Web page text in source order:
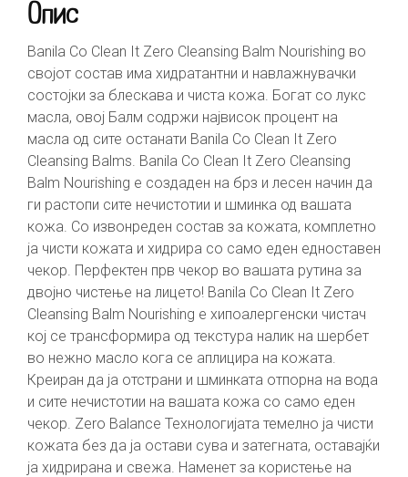
Опис
Banila Co Clean It Zero Cleansing Balm Nourishing во
својот состав има хидратантни и навлажнувачки
состојки за блескава и чиста кожа. Богат со лукс
масла, овој Балм содржи највисок процент на
масла од сите останати Banila Co Clean It Zero
Cleansing Balms. Banila Co Clean It Zero Cleansing
Balm Nourishing е создаден на брз и лесен начин да
ги растопи сите нечистотии и шминка од вашата
кожа. Со извонреден состав за кожата, комплетно
ја чисти кожата и хидрира со само еден едноставен
чекор. Перфектен прв чекор во вашата рутина за
двојно чистење на лицето! Banila Co Clean It Zero
Cleansing Balm Nourishing е хипоалергенски чистач
кој се трансформира од текстура налик на шербет
во нежно масло кога се аплицира на кожата.
Креиран да ја отстрани и шминката отпорна на вода
и сите нечистотии на вашата кожа со само еден
чекор. Zero Balance Технологијата темелно ја чисти
кожата без да ја остави сува и затегната, оставајќи
ја хидрирана и свежа. Наменет за користење на